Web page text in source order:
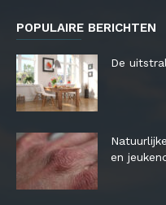
POPULAIRE BERICHTEN
De
en